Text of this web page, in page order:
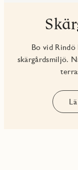
Bo vid
skärgårdsmiljö.